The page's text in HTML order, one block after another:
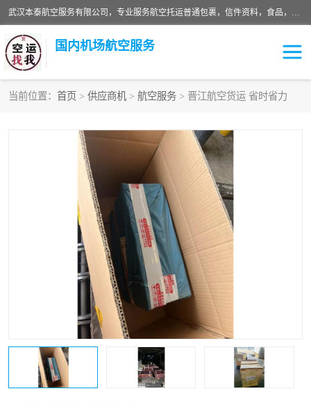
武汉本泰航空服务有限公司，专业服务航空托运普通包裹，信件资料，食品，服装，快消品等运输的专线空运，完善的网络服务确保为客户提供准确、*、安全的“门对门”服务，本着“诚信为本、精诚合作”的服务宗旨.“以安全运输为保障，以运价合理要求市场”的经营理念。武汉机场货运、武汉航空物流、武汉空运、武汉天河国际机场东方、南方、国际航空、机场空运业务覆盖国内二三线机场城市，如：武汉-敦煌、武汉-柳州等
国内机场航空服务
当前位置： 首页 > 供应商机 > 航空服务 > 晋江航空货运 省时省力